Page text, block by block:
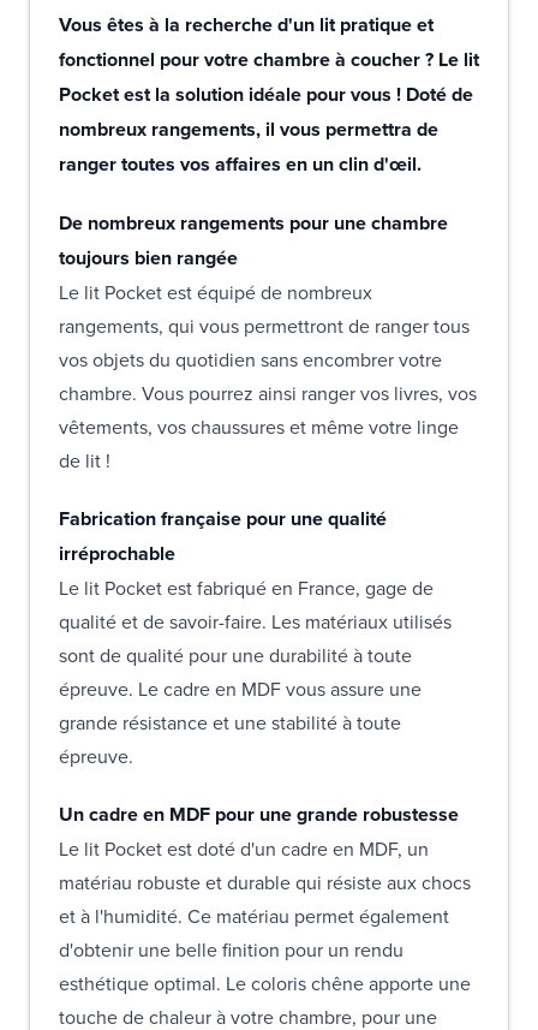
Vous êtes à la recherche d'un lit pratique et
fonctionnel pour votre chambre à coucher ? Le lit
Pocket est la solution idéale pour vous ! Doté de
nombreux rangements, il vous permettra de
ranger toutes vos affaires en un clin d'œil.
De nombreux rangements pour une chambre
toujours bien rangée
Le lit Pocket est équipé de nombreux
rangements, qui vous permettront de ranger tous
vos objets du quotidien sans encombrer votre
chambre. Vous pourrez ainsi ranger vos livres, vos
vêtements, vos chaussures et même votre linge
de lit !
Fabrication française pour une qualité
irréprochable
Le lit Pocket est fabriqué en France, gage de
qualité et de savoir-faire. Les matériaux utilisés
sont de qualité pour une durabilité à toute
épreuve. Le cadre en MDF vous assure une
grande résistance et une stabilité à toute
épreuve.
Un cadre en MDF pour une grande robustesse
Le lit Pocket est doté d'un cadre en MDF, un
matériau robuste et durable qui résiste aux chocs
et à l'humidité. Ce matériau permet également
d'obtenir une belle finition pour un rendu
esthétique optimal. Le coloris chêne apporte une
touche de chaleur à votre chambre, pour une